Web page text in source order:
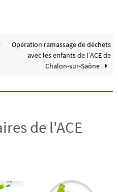
Opération ramassage de déchets
avec les enfants de l’ACE de
Chalon-sur-Saône
de l'ACE